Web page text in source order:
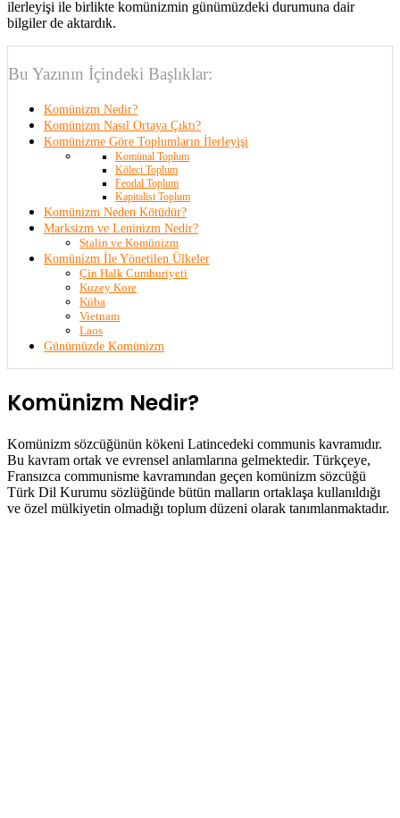
ilerleyişi ile birlikte komünizmin günümüzdeki durumuna dair
bilgiler de aktardık.
Bu Yazının İçindeki Başlıklar:
Komünizm Nedir?
Komünizm Nasıl Ortaya Çıktı?
Komünizme Göre Toplumların İlerleyişi
Komünal Toplum
Köleci Toplum
Feodal Toplum
Kapitalist Toplum
Komünizm Neden Kötüdür?
Marksizm ve Leninizm Nedir?
Stalin ve Komünizm
Komünizm İle Yönetilen Ülkeler
Çin Halk Cumhuriyeti
Kuzey Kore
Küba
Vietnam
Laos
Günümüzde Komünizm
Komünizm Nedir?
Komünizm sözcüğünün kökeni Latincedeki communis kavramıdır.
Bu kavram ortak ve evrensel anlamlarına gelmektedir. Türkçeye,
Fransızca communisme kavramından geçen komünizm sözcüğü
Türk Dil Kurumu sözlüğünde bütün malların ortaklaşa kullanıldığı
ve özel mülkiyetin olmadığı toplum düzeni olarak tanımlanmaktadır.